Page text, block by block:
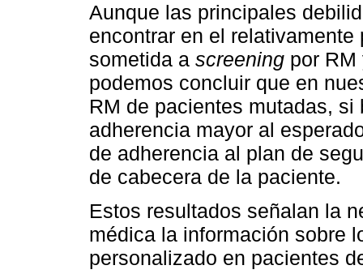
Aunque las principales
encontrar en el
sometida a screening por
podemos concluir que en
RM de pacientes mutadas,
adherencia mayor al
de adherencia al plan de
de cabecera de la paciente.
Estos resultados señalan la
médica la información sobre
personalizado en pacientes